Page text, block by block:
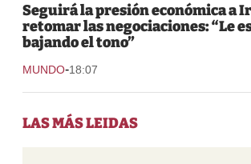
Seguirá la presión económica a
retomar las negociaciones: “Le
bajando el tono”
MUNDO-18:07
LAS MÁS LEIDAS